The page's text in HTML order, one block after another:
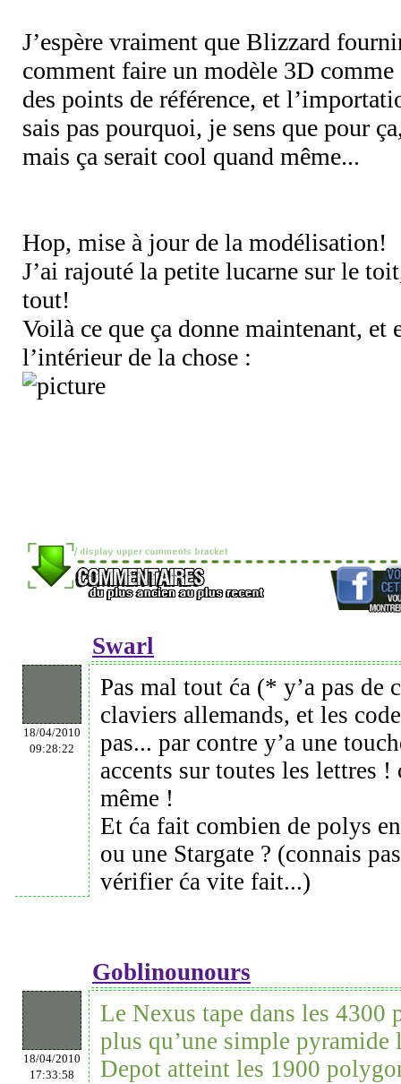
J’espère vraiment que Blizzard
comment faire un modèle 3D
des points de référence, et
sais pas pourquoi, je sens que pour
mais ça serait cool quand même...
Hop, mise à jour de la modélisation!
J’ai rajouté la petite lucarne sur le
tout!
Voilà ce que ça donne maintenant, et
l’intérieur de la chose :
Swarl
18/04/2010
09:28:22
Pas mal tout ća (* y’a pas de
claviers allemands, et les
pas... par contre y’a une
accents sur toutes les lettres
même !
Et ća fait combien de polys
ou une Stargate ? (connais
vérifier ća vite fait...)
Goblinounours
18/04/2010
17:33:58
Le Nexus tape dans les 4300
plus qu’une simple
Depot atteint les 1900